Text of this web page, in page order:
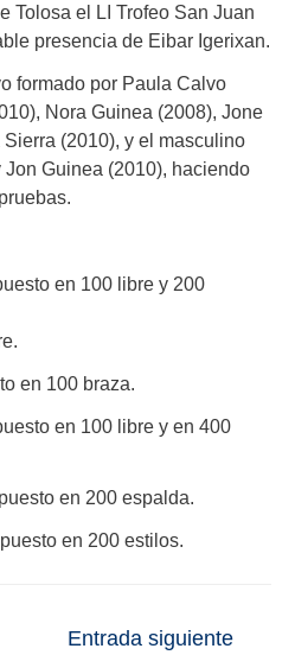
Tolosa el LI Trofeo San Juan
presencia de Eibar Igerixan.
formado por Paula Calvo
Nora Guinea (2008), Jone
(2010), y el masculino
Jon Guinea (2010), haciendo
en 100 libre y 200
en 100 braza.
en 100 libre y en 400
puesto en 200 espalda.
puesto en 200 estilos.
Entrada siguiente